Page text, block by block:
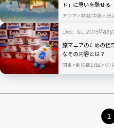
ド」に思いを馳せる
アジア 中国(中華人民
Dec. 1st, 2015
旅マニアのための怪
なその内容とは？
関東 東京都23区 グ
1